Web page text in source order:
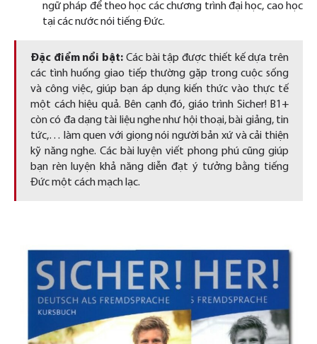
ngữ pháp để theo học các chương trình đại học, cao học
tại các nước nói tiếng Đức.
Đặc điểm nổi bật: Các bài tập được thiết kế dựa trên
các tình huống giao tiếp thường gặp trong cuộc sống
và công việc, giúp bạn áp dụng kiến thức vào thực tế
một cách hiệu quả. Bên cạnh đó, giáo trình Sicher! B1+
còn có đa dạng tài liệu nghe như hội thoại, bài giảng, tin
tức,… làm quen với giọng nói người bản xứ và cải thiện
kỹ năng nghe. Các bài luyện viết phong phú cũng giúp
bạn rèn luyện khả năng diễn đạt ý tưởng bằng tiếng
Đức một cách mạch lạc.